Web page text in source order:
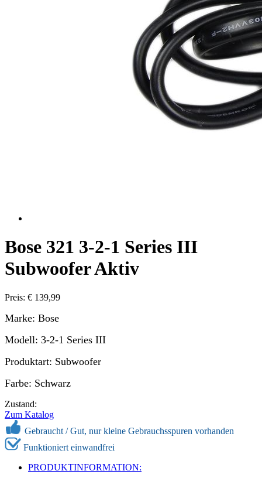
Bose 321 3-2-1 Series III
Subwoofer Aktiv
Preis: € 139,99
Marke: Bose
Modell: 3-2-1 Series III
Produktart: Subwoofer
Farbe: Schwarz
Zustand:
Zum Katalog
Gebraucht /Gut, nur kleine Gebrauchsspuren vorhanden
Funktioniert einwandfrei
PRODUKTINFORMATION: